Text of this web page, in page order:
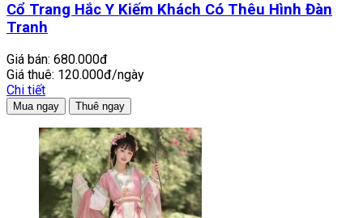
Cổ Trang Hắc Y Kiếm Khách Có Thêu Hình Đàn
Tranh
Giá bán: 680.000đ
Giá thuê: 120.000đ/ngày
Chi tiết
Mua ngay Thuê ngay